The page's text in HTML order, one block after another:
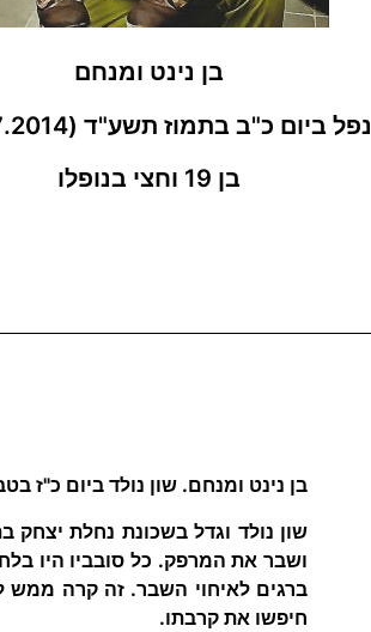
בן נינט ומנחם
נפל ביום כ"ב בתמוז תשע"ד (20.07.2014)
בן 19 וחצי בנופלו
בן נינט ומנחם. שון נולד ביום כ"ז בטבת תשנ"ה(30.12.1994) בתל אביב. ילד שני
שון נולד וגדל בשכונת נחלת
ושבר את המרפק. כל סובביו היו
ברגים לאיחוי השבר. זה קרה ממש
חיפשו את קרבתו.